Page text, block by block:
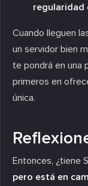
regularidad
Cuando lleguen
un servidor bien
te pondrá en una
primeros en
única.
Entonces, ¿tiene
pero está en